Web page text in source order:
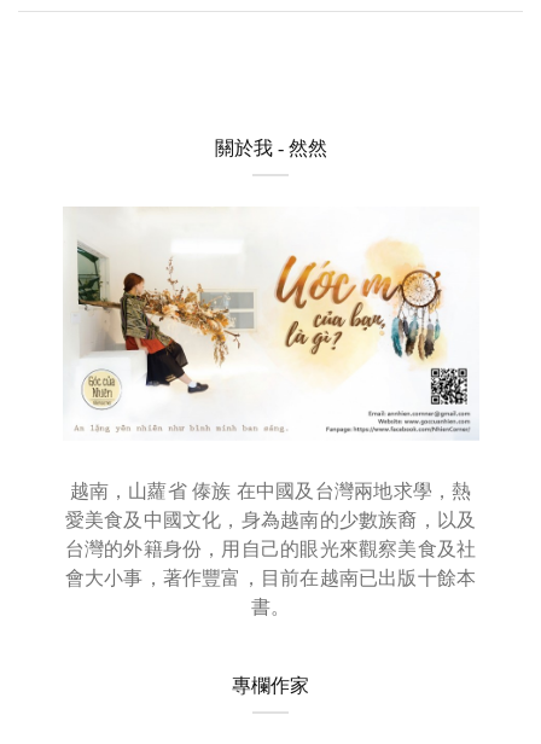
關於我 - 然然
越南，山蘿省 傣族 在中國及台灣兩地求學，熱
愛美食及中國文化，身為越南的少數族裔，以及
台灣的外籍身份，用自己的眼光來觀察美食及社
會大小事，著作豐富，目前在越南已出版十餘本
書。
專欄作家